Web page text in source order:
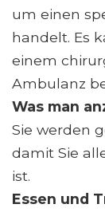
um einen
handelt. Es
einem
Ambulanz
Was man
Sie werden
damit Sie
ist.
Essen und